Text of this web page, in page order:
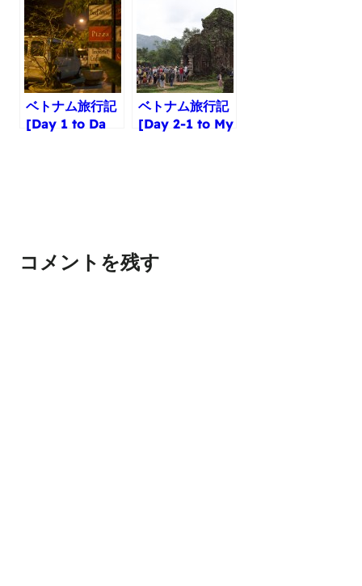
ベトナム旅行記
[Day 1 to Da
ベトナム旅行記
[Day 2-1 to My
コメントを残す